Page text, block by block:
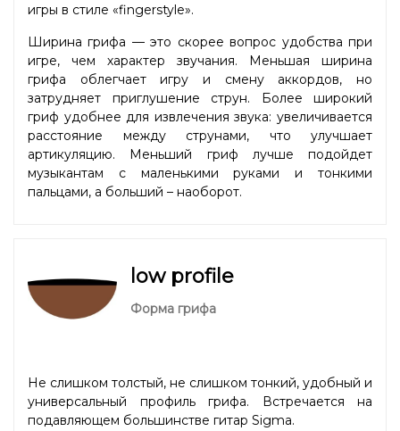
игры в стиле «fingerstyle».
Ширина грифа — это скорее вопрос удобства при
игре, чем характер звучания. Меньшая ширина
грифа облегчает игру и смену аккордов, но
затрудняет приглушение струн. Более широкий
гриф удобнее для извлечения звука: увеличивается
расстояние между струнами, что улучшает
артикуляцию. Меньший гриф лучше подойдет
музыкантам с маленькими руками и тонкими
пальцами, а больший – наоборот.
low profile
Форма грифа
Не слишком толстый, не слишком тонкий, удобный и
универсальный профиль грифа. Встречается на
подавляющем большинстве гитар Sigma.